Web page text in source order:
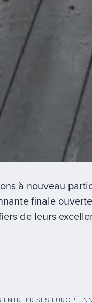
à nouveau
finale
de leurs